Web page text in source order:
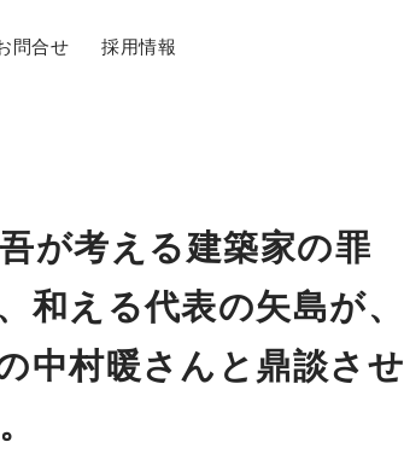
問合せ 採用情報
が考える建築家の罪
える代表の矢島が、
中村暖さんと鼎談させ